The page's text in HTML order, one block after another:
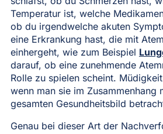
Temperatur ist, welche
ob du irgendwelche akuten
eine Erkrankung hast, die mit
einhergeht, wie zum Beispiel
darauf, ob eine zunehmende
Rolle zu spielen scheint.
wenn man sie im Zusammenhang
gesamten Gesundheitsbild
Genau bei dieser Art der